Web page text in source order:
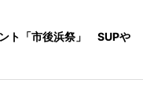
ト「市後浜祭」 SUPや